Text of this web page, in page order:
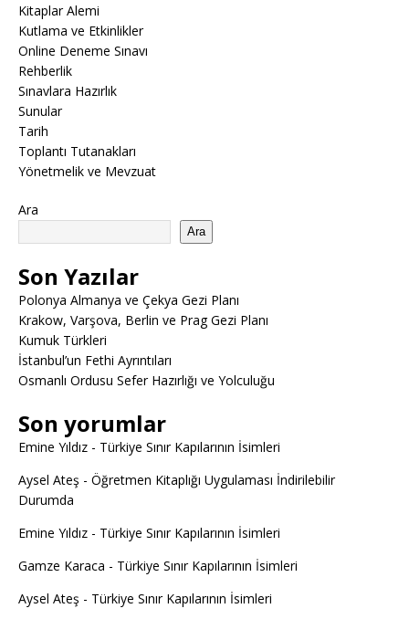
Kitaplar Alemi
Kutlama ve Etkinlikler
Online Deneme Sınavı
Rehberlik
Sınavlara Hazırlık
Sunular
Tarih
Toplantı Tutanakları
Yönetmelik ve Mevzuat
Ara
Ara
Son Yazılar
Polonya Almanya ve Çekya Gezi Planı
Krakow, Varşova, Berlin ve Prag Gezi Planı
Kumuk Türkleri
İstanbul’un Fethi Ayrıntıları
Osmanlı Ordusu Sefer Hazırlığı ve Yolculuğu
Son yorumlar
Emine Yıldız - Türkiye Sınır Kapılarının İsimleri
Aysel Ateş - Öğretmen Kitaplığı Uygulaması İndirilebilir
Durumda
Emine Yıldız - Türkiye Sınır Kapılarının İsimleri
Gamze Karaca - Türkiye Sınır Kapılarının İsimleri
Aysel Ateş - Türkiye Sınır Kapılarının İsimleri